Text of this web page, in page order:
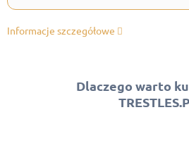
Informacje szczegółowe
Dlaczego warto